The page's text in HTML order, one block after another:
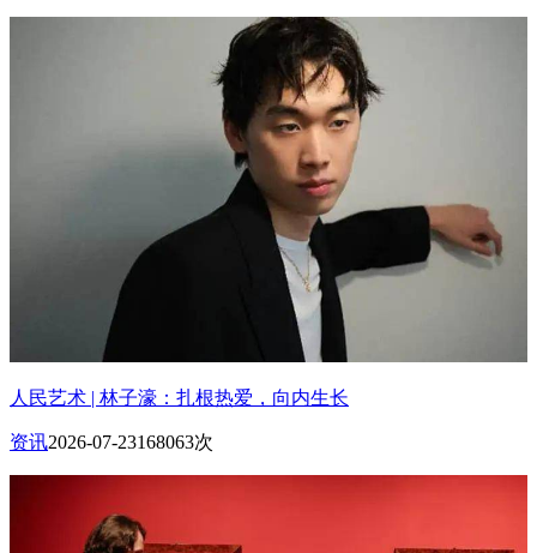
人民艺术 | 林子濠：扎根热爱，向内生长
资讯2026-07-23168063次